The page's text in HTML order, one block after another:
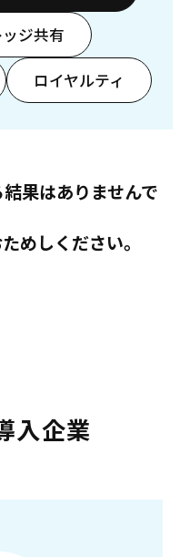
ジ共有
ロイヤルティ
果はありませんで
めしください。
入企業